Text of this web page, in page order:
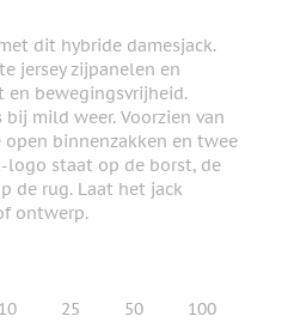
dit hybride damesjack.
jersey zijpanelen en
en bewegingsvrijheid.
mild weer. Voorzien van
binnenzakken en twee
logo staat op de borst, de
de rug. Laat het jack
ontwerp.
10 25 50 100